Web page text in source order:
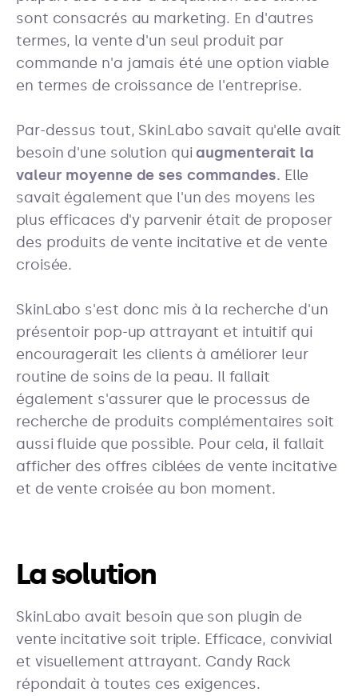
sont consacrés au marketing. En d'autres
termes, la vente d'un seul produit par
commande n'a jamais été une option viable
en termes de croissance de l'entreprise.
Par-dessus tout, SkinLabo savait qu'elle avait
besoin d'une solution quiaugmenterait la
valeur moyenne de ses commandes. Elle
savait également que l'un des moyens les
plus efficaces d'y parvenir était de proposer
des produits de vente incitative et de vente
croisée.
SkinLabo s'est donc mis à la recherche d'un
présentoir pop-up attrayant et intuitif qui
encouragerait les clients à améliorer leur
routine de soins de la peau. Il fallait
également s'assurer que le processus de
recherche de produits complémentaires soit
aussi fluide que possible. Pour cela, il fallait
afficher des offres ciblées de vente incitative
et de vente croisée au bon moment.
La solution
SkinLabo avait besoin que son plugin de
vente incitative soit triple. Efficace, convivial
et visuellement attrayant. Candy Rack
répondait à toutes ces exigences.